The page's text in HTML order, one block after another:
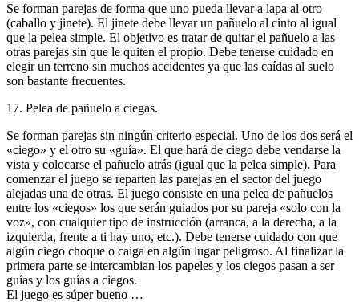
Se forman parejas de forma que uno pueda llevar a lapa al otro
(caballo y jinete). El jinete debe llevar un pañuelo al cinto al igual
que la pelea simple. El objetivo es tratar de quitar el pañuelo a las
otras parejas sin que le quiten el propio. Debe tenerse cuidado en
elegir un terreno sin muchos accidentes ya que las caídas al suelo
son bastante frecuentes.
17. Pelea de pañuelo a ciegas.
Se forman parejas sin ningún criterio especial. Uno de los dos será el
«ciego» y el otro su «guía». El que hará de ciego debe vendarse la
vista y colocarse el pañuelo atrás (igual que la pelea simple). Para
comenzar el juego se reparten las parejas en el sector del juego
alejadas una de otras. El juego consiste en una pelea de pañuelos
entre los «ciegos» los que serán guiados por su pareja «solo con la
voz», con cualquier tipo de instrucción (arranca, a la derecha, a la
izquierda, frente a ti hay uno, etc.). Debe tenerse cuidado con que
algún ciego choque o caiga en algún lugar peligroso. Al finalizar la
primera parte se intercambian los papeles y los ciegos pasan a ser
guías y los guías a ciegos.
El juego es súper bueno …